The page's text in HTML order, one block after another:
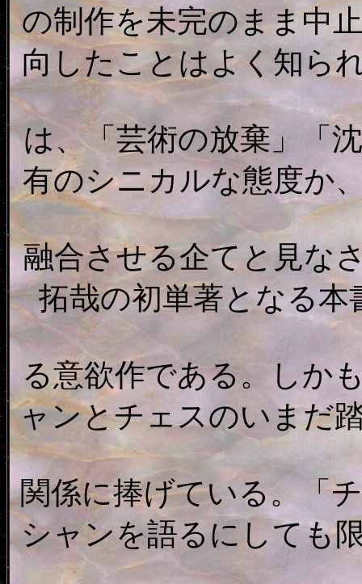
の制作を未完のまま中
向したことはよく知ら
は、「芸術の放棄」「
有のシニカルな態度か
融合させる企てと見な
拓哉の初単著となる
る意欲作である。しか
ャンとチェスのいまだ
関係に捧げている。「
シャンを語るにしても